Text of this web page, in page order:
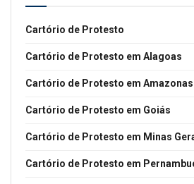
Cartório de Protesto
Cartório de Protesto em Alagoas
Cartório de Protesto em Amazonas
Cartório de Protesto em Goiás
Cartório de Protesto em Minas
Cartório de Protesto em